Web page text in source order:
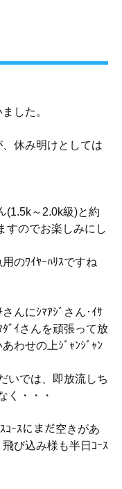
した。
休み明けとしては
(1.5k～2.0k級)と約
すのでお楽しみにし
のﾜｲﾔｰﾊﾘｽですね
んにｼﾏｱｼﾞさん･ｲｻ
ﾞｲさんを頑張って放
わせの上ｼﾞｬﾝｼﾞｬﾝ
いでは、即放流しち
く・・・
ｺｰｽにまだ空きがあ
び込み様も半日ｺｰｽ